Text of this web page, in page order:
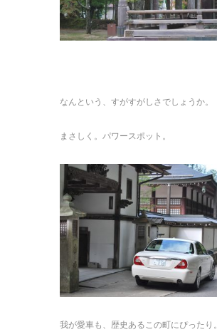
なんという、すがすがしさでしょうか。
まさしく。パワースポット。
我が愛車も、歴史あるこの町にぴったり。